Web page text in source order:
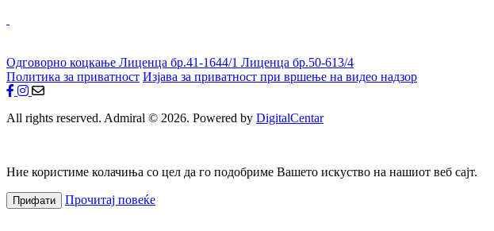
Одговорно коцкање Лиценца бр.41-1644/1 Лиценца бр.50-613/4
Политика за приватност Изјава за приватност при вршење на видео надзор
All rights reserved. Admiral © 2026. Powered by DigitalCentar
Ние користиме колачиња со цел да го подобриме Вашето искуство на нашиот веб сајт.
Прифати Прочитај повеќе